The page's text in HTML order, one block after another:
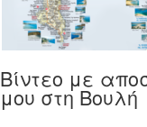
Βίντεο με
μου στη Βουλή